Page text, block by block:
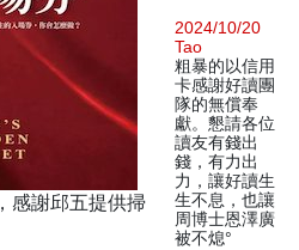
感謝邱五提供掃
2024/10/20
Tao
粗暴的以信用
卡感謝好讀團
隊的無償奉
獻。懇請各位
讀友有錢出
錢，有力出
力，讓好讀生
生不息，也讓
周博士恩澤廣
被不熄°